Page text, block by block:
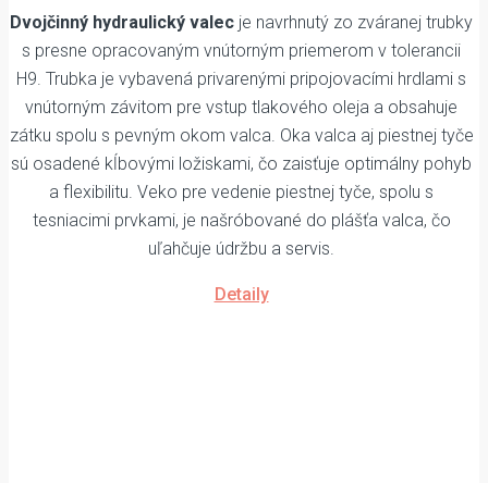
Dvojčinný hydraulický valec je navrhnutý zo zváranej trubky
s presne opracovaným vnútorným priemerom v tolerancii
H9. Trubka je vybavená privarenými pripojovacími hrdlami s
vnútorným závitom pre vstup tlakového oleja a obsahuje
zátku spolu s pevným okom valca. Oka valca aj piestnej tyče
sú osadené kĺbovými ložiskami, čo zaisťuje optimálny pohyb
a flexibilitu. Veko pre vedenie piestnej tyče, spolu s
tesniacimi prvkami, je našróbované do plášťa valca, čo
uľahčuje údržbu a servis.
Detaily